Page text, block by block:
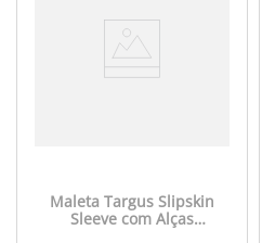
Maleta Targus Slipskin
Sleeve com Alças